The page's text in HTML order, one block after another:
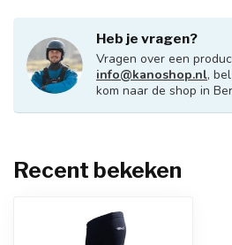
Heb je vragen?
Vragen over een
info@kanoshop.nl,
kom naar de shop in
Recent bekeken